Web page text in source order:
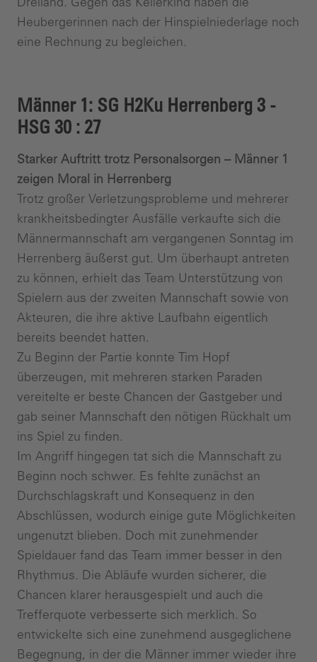
Heubergerinnen nach der Hinspielniederlage noch
eine Rechnung zu begleichen.
Männer 1: SG H2Ku Herrenberg 3 -
HSG 30 : 27
Starker Auftritt trotz Personalsorgen – Männer 1
zeigen Moral in Herrenberg
Trotz großer Verletzungsprobleme und mehrerer
krankheitsbedingter Ausfälle verkaufte sich die
Männermannschaft am vergangenen Sonntag im
Herrenberg äußerst gut. Um überhaupt antreten
zu können, erhielt das Team Unterstützung von
Spielern aus der zweiten Mannschaft sowie von
Akteuren, die ihre aktive Laufbahn eigentlich
bereits beendet hatten.
Zu Beginn der Partie konnte Tim Hopf
überzeugen, mit mehreren starken Paraden
vereitelte er beste Chancen der Gastgeber und
gab seiner Mannschaft den nötigen Rückhalt um
ins Spiel zu finden.
Im Angriff hingegen tat sich die Mannschaft zu
Beginn noch schwer. Es fehlte zunächst an
Durchschlagskraft und Konsequenz in den
Abschlüssen, wodurch einige gute Möglichkeiten
ungenutzt blieben. Doch mit zunehmender
Spieldauer fand das Team immer besser in den
Rhythmus. Die Abläufe wurden sicherer, die
Chancen klarer herausgespielt und auch die
Trefferquote verbesserte sich merklich. So
entwickelte sich eine zunehmend ausgeglichene
Begegnung, in der die Männer immer wieder ihre